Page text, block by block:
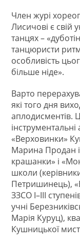
Член журі
Лисичові є свій
танцях –
танцюристи
особливість
більше ніде».
Варто
які того дня
аплодисментів.
«Верховинки»
Марина Продан і
крашанки» і
школи
Петришинець),
ЗЗСО І–ІІІ
учні
Марія Куруц),
Кушницької